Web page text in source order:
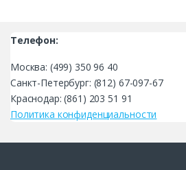
Телефон:
Москва: (499) 350 96 40
Санкт-Петербург: (812) 67-097-67
Краснодар: (861) 203 51 91
Политика конфиденциальности